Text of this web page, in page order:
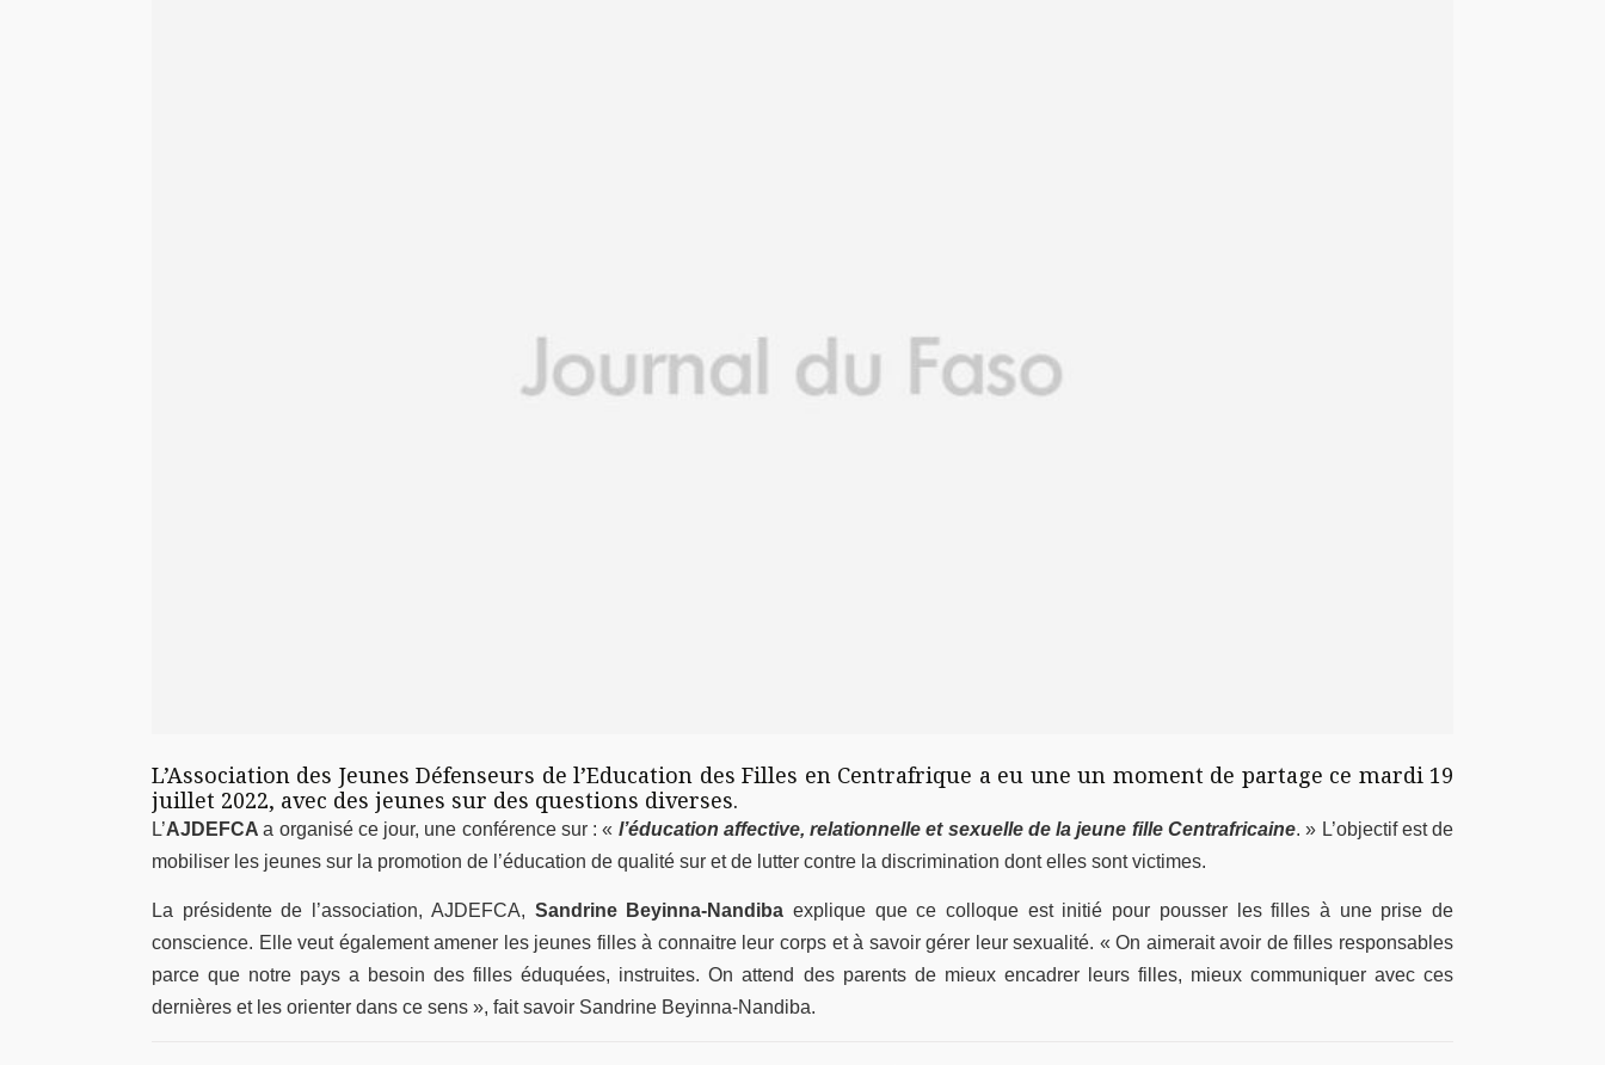
L’Association des Jeunes Défenseurs de l’Education des Filles en Centrafrique a eu une un moment de partage ce mardi 19
juillet 2022, avec des jeunes sur des questions diverses.
L’AJDEFCAa organisé ce jour, une conférence sur : « l’éducation affective, relationnelle et sexuelle de la jeune fille Centrafricaine. » L’objectif est de
mobiliser les jeunes sur la promotion de l’éducation de qualité sur et de lutter contre la discrimination dont elles sont victimes.
La présidente de l’association, AJDEFCA, Sandrine Beyinna-Nandiba explique que ce colloque est initié pour pousser les filles à une prise de
conscience. Elle veut également amener les jeunes filles à connaitre leur corps et à savoir gérer leur sexualité. « On aimerait avoir de filles responsables
parce que notre pays a besoin des filles éduquées, instruites. On attend des parents de mieux encadrer leurs filles, mieux communiquer avec ces
dernières et les orienter dans ce sens », fait savoir Sandrine Beyinna-Nandiba.